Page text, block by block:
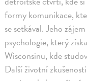
formy komunikace,
se setkával. Jeho
psychologie, který
Wisconsinu, kde
Další životní